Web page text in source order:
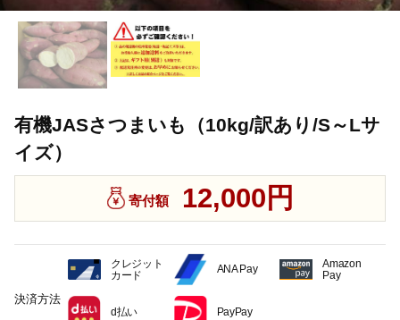
有機JASさつまいも（10kg/訳あり/S～Lサ
イズ）
寄付額 12,000円
決済方法
クレジット
カード
ANA Pay
Amazon
Pay
d払い PayPay